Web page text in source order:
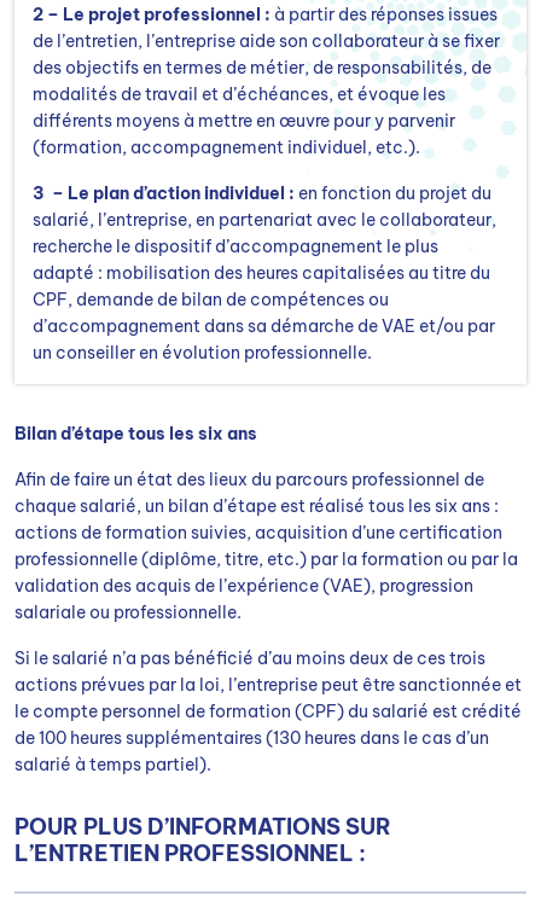
2 – Le projet professionnel :à partir des réponses issues
de l’entretien, l’entreprise aide son collaborateur à se fixer
des objectifs en termes de métier, de responsabilités, de
modalités de travail et d’échéances, et évoque les
différents moyens à mettre en œuvre pour y parvenir
(formation, accompagnement individuel, etc.).
3 – Le plan d’action individuel : en fonction du projet du
salarié, l’entreprise, en partenariat avec le collaborateur,
recherche le dispositif d’accompagnement le plus
adapté : mobilisation des heures capitalisées au titre du
CPF, demande de bilan de compétences ou
d’accompagnement dans sa démarche de VAE et/ou par
un conseiller en évolution professionnelle.
Bilan d’étape tous les six ans
Afin de faire un état des lieux du parcours professionnel de
chaque salarié, un bilan d’étape est réalisé tous les six ans :
actions de formation suivies, acquisition d’une certification
professionnelle (diplôme, titre, etc.) par la formation ou par la
validation des acquis de l’expérience (VAE), progression
salariale ou professionnelle.
Si le salarié n’a pas bénéficié d’au moins deux de ces trois
actions prévues par la loi, l’entreprise peut être sanctionnée et
le compte personnel de formation (CPF) du salarié est crédité
de 100 heures supplémentaires (130 heures dans le cas d’un
salarié à temps partiel).
POUR PLUS D’INFORMATIONS SUR
L’ENTRETIEN PROFESSIONNEL :